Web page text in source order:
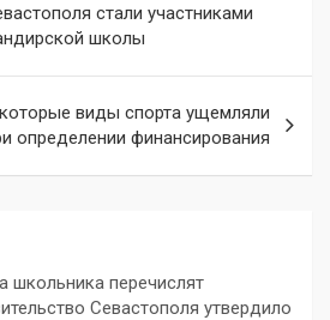
стали участниками
школы
виды спорта ущемляли
определении финансирования
школьника перечислят
Севастополя утвердило